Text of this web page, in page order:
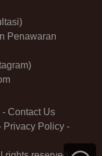
Penawaran
- Contact Us
Privacy Policy -